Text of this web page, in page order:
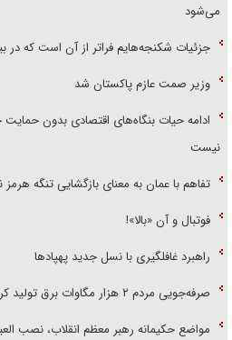
می‌شود
جزئیات شکنجه‌هایم فراتر از آن است که در
وزیر صمت عازم پاکستان شد
ادامه حیات بنگاه‌های اقتصادی بدون
نیست
تفاهم با عمان به معنای بازگشایی تنگه
فوتبال و آن «بالا»!
راهبرد غافلگیری با نسل جدید پهپاد‌ها
صرفه‌جویی مردم ۲ هزار مگاوات برق تولید کرد
مواضع حکیمانه رهبر معظم انقلاب، نصب